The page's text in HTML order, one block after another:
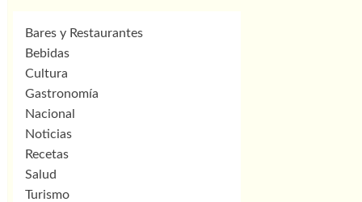
Bares y Restaurantes
Bebidas
Cultura
Gastronomía
Nacional
Noticias
Recetas
Salud
Turismo